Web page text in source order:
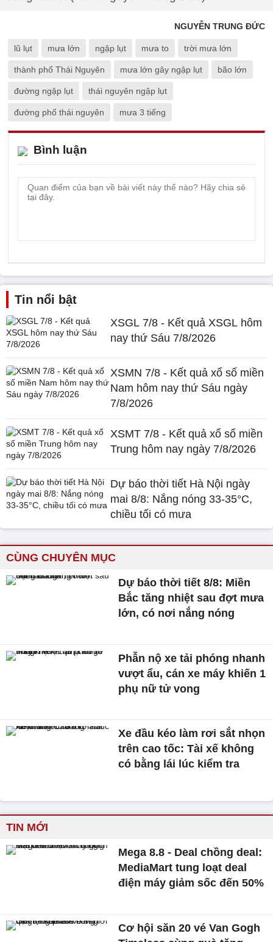
NGUYỄN TRUNG ĐỨC
lũ lụt mưa lớn ngập lụt mưa to trời mưa lớn
thành phố Thái Nguyên mưa lớn gây ngập lụt bão lớn
đường ngập lụt thái nguyên ngập lụt
đường phố thái nguyên mưa 3 tiếng
Bình luận
Tin nổi bật
XSGL 7/8 - Kết quả XSGL hôm
nay thứ Sáu 7/8/2026
XSMN 7/8 - Kết quả xổ số miền
Nam hôm nay thứ Sáu ngày
7/8/2026
XSMT 7/8 - Kết quả xổ số miền
Trung hôm nay ngày 7/8/2026
Dự báo thời tiết Hà Nội ngày
mai 8/8: Nắng nóng 33-35°C,
chiều tối có mưa
CÙNG CHUYÊN MỤC
Dự báo thời tiết 8/8: Miền
Bắc tăng nhiệt sau đợt mưa
lớn, có nơi nắng nóng
Phẫn nộ xe tải phóng nhanh
vượt ẩu, cán xe máy khiến 1
phụ nữ tử vong
Xe đầu kéo làm rơi sắt nhọn
trên cao tốc: Tài xế không
có bằng lái lúc kiểm tra
TIN MỚI
Mega 8.8 - Deal chồng deal:
MediaMart tung loạt deal
điện máy giảm sốc đến 50%
Cơ hội săn 20 vé Van Gogh